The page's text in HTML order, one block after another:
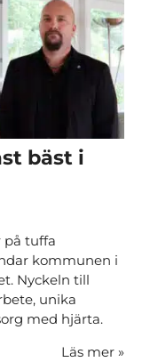
bäst i
på tuffa
kommunen i
Nyckeln till
unika
med hjärta.
Läs mer »